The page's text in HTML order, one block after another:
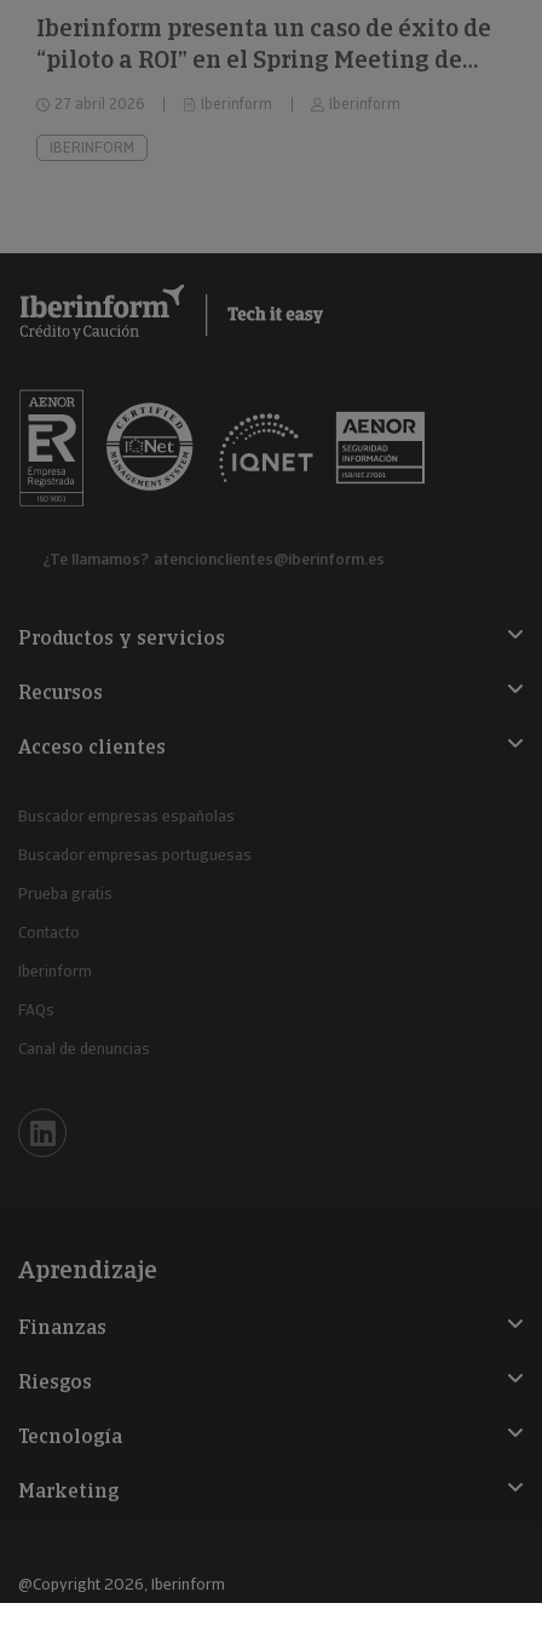
Iberinform presenta un caso de éxito de
“piloto a ROI” en el Spring Meeting de
FEBIS
27 abril 2026 Iberinform Iberinform
IBERINFORM
¿Te llamamos? atencionclientes@iberinform.es
Productos y servicios
Recursos
Acceso clientes
Buscador empresas españolas
Buscador empresas portuguesas
Prueba gratis
Contacto
Iberinform
FAQs
Canal de denuncias
Iberinform en Linkedin
Aprendizaje
Finanzas
Riesgos
Tecnología
Marketing
@Copyright 2026, Iberinform